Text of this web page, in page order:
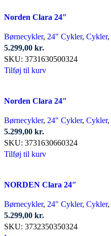
Norden Clara 24″
Børnecykler, 24" Cykler, Cykler,
5.299,00 kr.
SKU: 3731630500324
Tilføj til kurv
Norden Clara 24″
Børnecykler, 24" Cykler, Cykler,
5.299,00 kr.
SKU: 3731630660324
Tilføj til kurv
NORDEN Clara 24″
Børnecykler, 24" Cykler, Cykler,
5.299,00 kr.
SKU: 3732350350324